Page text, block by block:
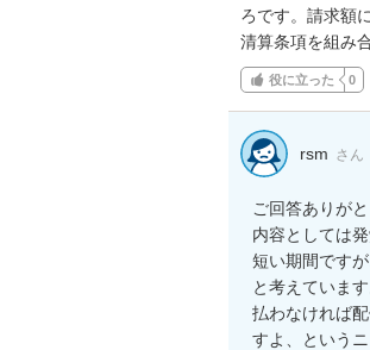
ろです。請求額
清算条項を組み
役に立った 0
rsm さん
ご回答ありが
内容としては
短い期間です
と考えています
払わなければ
すよ、という